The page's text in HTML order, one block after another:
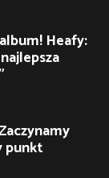
Heafy:
punkt